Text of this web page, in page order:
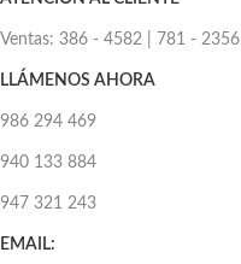
Ventas: 386 - 4582 | 781 - 2356
LLÁMENOS AHORA
986 294 469
940 133 884
947 321 243
EMAIL: